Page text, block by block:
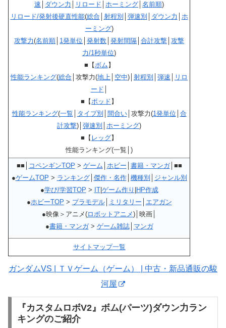
速
ダウン力 リロード ホーミング 名前順)
リロード/発射後硬直性能(総合│ 射程別 弾速別 ダウン力
ホ
ーミング)
攻撃力(名前順 1発単位 発射数 発射間隔 合計攻撃 攻撃
力/1秒単位)
■【ボム 】
性能ランキング(総合 │攻撃力(地上 空中)│ 射程別 弾速
リロ
ード
■【ポッド 】
性能ランキング(一覧 タイプ別 間合い│攻撃力(1発単位 合
計攻撃)│ 弾速別 ホーミング)
■【 レッグ】
性能ランキング(一覧│)
■■│ コペンギンTOP > ゲーム ホビー 書籍・マンガ│■■
●ゲームTOP > ランキング│ 傑作・名作│ 機種別
ジャンル別
●学び/学習TOP > IT| ゲーム作り HP作成
●ホビーTOP > プラモデル│ ミリタリー
エアガン
●映像＞アニメ(ロボットアニメ)│映画│
●書籍・マンガ> ゲーム雑誌│ マンガ
サイトマップ一覧
ガンダムVS | ＴＶゲーム（ゲーム） | 中古・新品通販の駿
河屋
『カスタムロボV2』ボム(パーツ)ダウン力ラン
キングのご紹介